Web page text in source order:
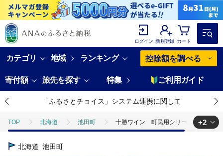
ログイン 新規登録 カート
カテゴリ 地域 ランキング 控除額を調べる
寄付額 旅先を探す 特集 ご利用ガイド
「ふるさとチョイス」システム連携に関して
TOP 北海道 池田町 十勝ワイン 町民用シリーズ白1本 北
TOP
+2
北海道 池田町